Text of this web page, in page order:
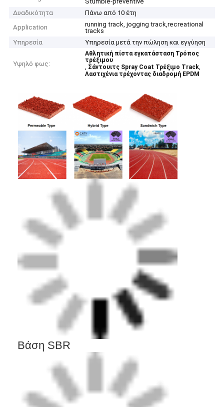
Δυαδικότητα
Πάνω από 10 έτη
Application
running track, jogging track,recreational
tracks
Υπηρεσία
Υπηρεσία μετά την πώληση και εγγύηση
Υψηλό φως:
Αθλητική πίστα εγκατάσταση Τρόπος
τρέξιμου
, Σάντουιτς Spray Coat Τρέξιμο Track,
Λαστιχένια τρέχοντας διαδρομή EPDM
Βάση SBR